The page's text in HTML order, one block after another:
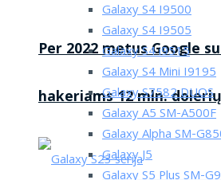
Per 2022 metus Google
hakeriams 12 mln.
Galaxy S4 I9500
Galaxy S4 I9505
Galaxy S4 i9515
Galaxy S4 Mini I9195
Galaxy S7582 DUOS
Galaxy A5 SM-A500F
Galaxy Alpha SM-
Galaxy J5